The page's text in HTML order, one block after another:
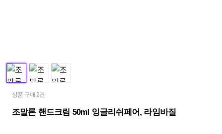
상품 구매 2건
조말론 핸드크림 50ml 잉글리쉬페어, 라임바질